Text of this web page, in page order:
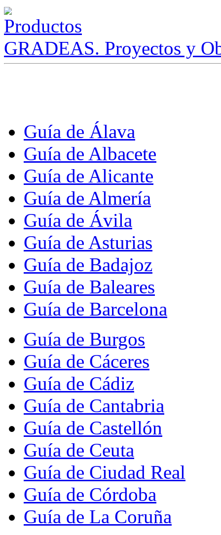
GRADEAS. Proyectos y
Guía de Álava
Guía de Albacete
Guía de Alicante
Guía de Almería
Guía de Ávila
Guía de Asturias
Guía de Badajoz
Guía de Baleares
Guía de Barcelona
Guía de Burgos
Guía de Cáceres
Guía de Cádiz
Guía de Cantabria
Guía de Castellón
Guía de Ceuta
Guía de Ciudad Real
Guía de Córdoba
Guía de La Coruña